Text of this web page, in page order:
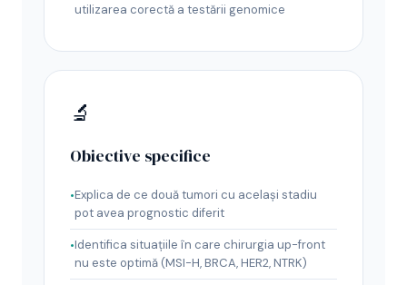
utilizarea corectă a testării genomice
🔬
Obiective specifice
Explica de ce două tumori cu același stadiu
pot avea prognostic diferit
Identifica situațiile în care chirurgia up-front
nu este optimă (MSI-H, BRCA, HER2, NTRK)